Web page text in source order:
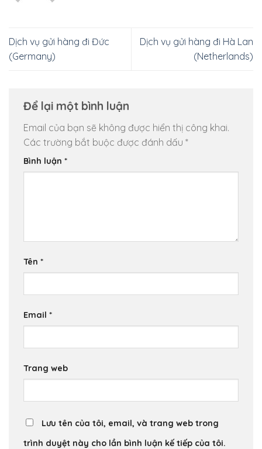
Dịch vụ gửi hàng đi Đức
(Germany)
Dịch vụ gửi hàng đi Hà Lan
(Netherlands)
Để lại một bình luận
Email của bạn sẽ không được hiển thị công khai.
Các trường bắt buộc được đánh dấu *
Bình luận *
Tên *
Email *
Trang web
Lưu tên của tôi, email, và trang web trong
trình duyệt này cho lần bình luận kế tiếp của tôi.